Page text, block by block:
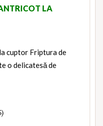
LA
cuptor Friptura de
o delicatesă de